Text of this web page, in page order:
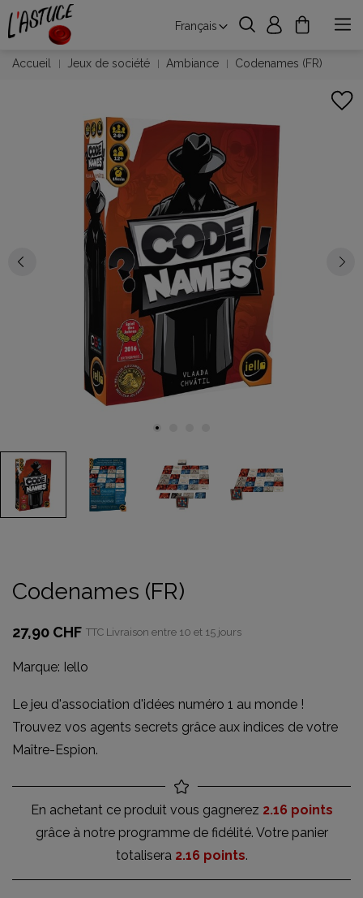
Français
Accueil Jeux de société Ambiance Codenames (FR)
Codenames (FR)
27,90 CHF TTC Livraison entre 10 et 15 jours
Marque: Iello
Le jeu d'association d'idées numéro 1 au monde !
Trouvez vos agents secrets grâce aux indices de votre
Maître-Espion.
En achetant ce produit vous gagnerez 2.16 points
grâce à notre programme de fidélité. Votre panier
totalisera 2.16 points.